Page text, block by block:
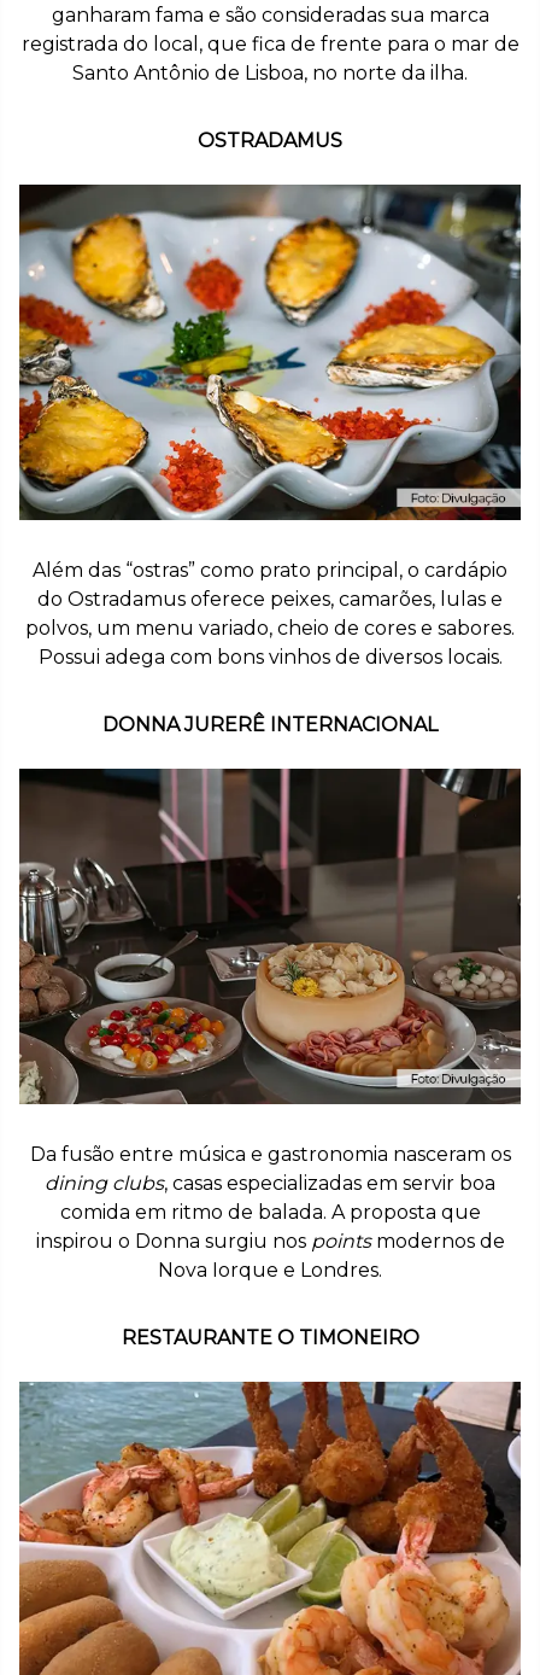
ganharam fama e são consideradas sua marca
registrada do local, que fica de frente para o mar de
Santo Antônio de Lisboa, no norte da ilha.
OSTRADAMUS
Além das “ostras” como prato principal, o cardápio
do Ostradamus oferece peixes, camarões, lulas e
polvos, um menu variado, cheio de cores e sabores.
Possui adega com bons vinhos de diversos locais.
DONNA JURERÊ INTERNACIONAL
Da fusão entre música e gastronomia nasceram os
dining clubs, casas especializadas em servir boa
comida em ritmo de balada. A proposta que
inspirou o Donna surgiu nos pointsmodernos de
Nova Iorque e Londres.
RESTAURANTE O TIMONEIRO